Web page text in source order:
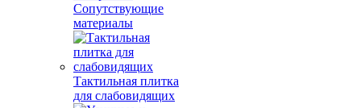
Сопутствующие
материалы
Тактильная плитка
для слабовидящих